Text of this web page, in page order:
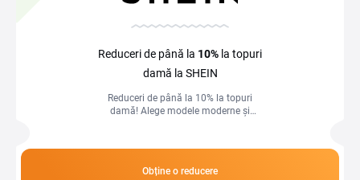
Reduceri de până la 10% la topuri
damă la SHEIN
Reduceri de până la 10% la topuri
damă! Alege modele moderne și
Obține o reducere